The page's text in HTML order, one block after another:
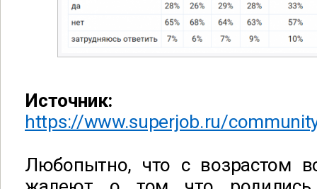
Источник:
https://www.superjob.ru/
Любопытно, что с возрастом